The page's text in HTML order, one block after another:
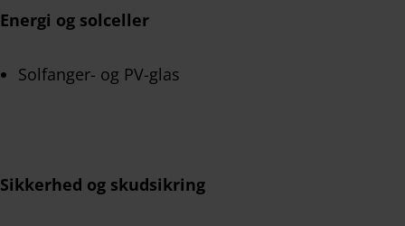
Energi og solceller
Solfanger- og PV-glas
Sikkerhed og skudsikring